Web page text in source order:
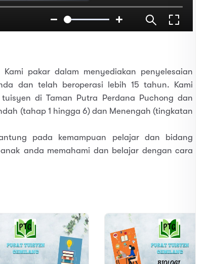
pakar dalam menyediakan penyelesaian
dan telah beroperasi lebih 15 tahun. Kami
di Taman Putra Perdana Puchong dan
(tahap 1 hingga 6) dan Menengah (tingkatan
pada kemampuan pelajar dan bidang
anda memahami dan belajar dengan cara